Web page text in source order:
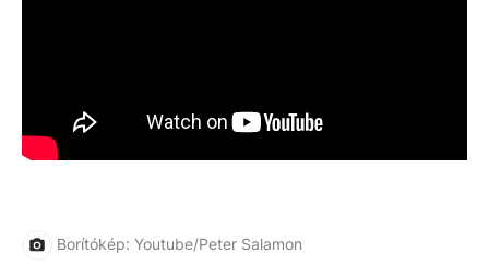
Borítókép: Youtube/Peter Salamon